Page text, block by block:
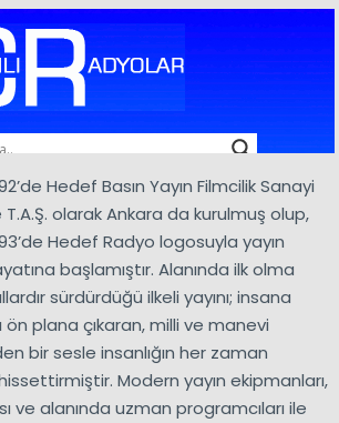
Hedef Basın Yayın Filmcilik Sanayi
T.A.Ş. olarak Ankara da kurulmuş olup,
Hedef Radyo logosuyla yayın
başlamıştır. Alanında ilk olma
sürdürdüğü ilkeli yayını; insana
ön plana çıkaran, milli ve manevi
bir sesle insanlığın her zaman
Modern yayın ekipmanları,
ve alanında uzman programcıları ile